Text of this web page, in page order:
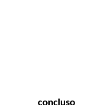
concluso